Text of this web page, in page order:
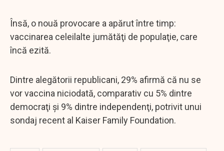
Însă, o nouă provocare a apărut între timp:
vaccinarea celeilalte jumătăţi de populaţie, care
încă ezită.
Dintre alegătorii republicani, 29% afirmă că nu se
vor vaccina niciodată, comparativ cu 5% dintre
democraţi şi 9% dintre independenţi, potrivit unui
sondaj recent al Kaiser Family Foundation.